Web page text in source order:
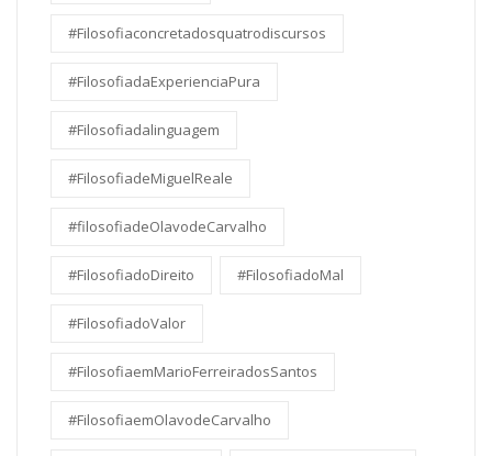
#Filosofiaconcretadosquatrodiscursos
#FilosofiadaExperienciaPura
#Filosofiadalinguagem
#FilosofiadeMiguelReale
#filosofiadeOlavodeCarvalho
#FilosofiadoDireito #FilosofiadoMal
#FilosofiadoValor
#FilosofiaemMarioFerreiradosSantos
#FilosofiaemOlavodeCarvalho